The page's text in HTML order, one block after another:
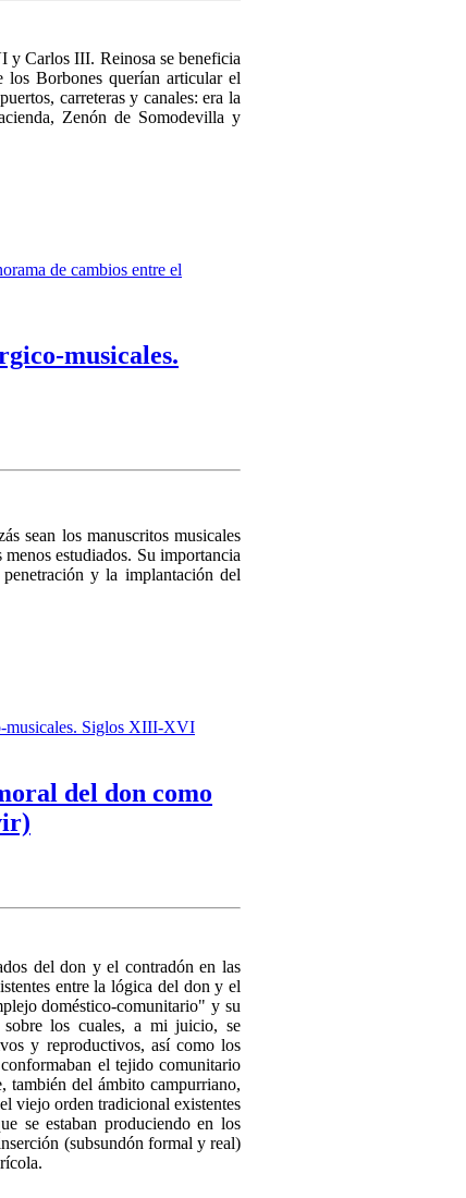
y Carlos III. Reinosa se beneficia
los Borbones querían articular el
carreteras y canales: era la
Zenón de Somodevilla y
de cambios entre el
musicales.
sean los manuscritos musicales
estudiados. Su importancia
y la implantación del
musicales. Siglos XIII-XVI
del don como
del don y el contradón en las
entre la lógica del don y el
doméstico-comunitario" y su
sobre los cuales, a mi juicio, se
y reproductivos, así como los
el tejido comunitario
también del ámbito campurriano,
viejo orden tradicional existentes
se estaban produciendo en los
(subsundón formal y real)